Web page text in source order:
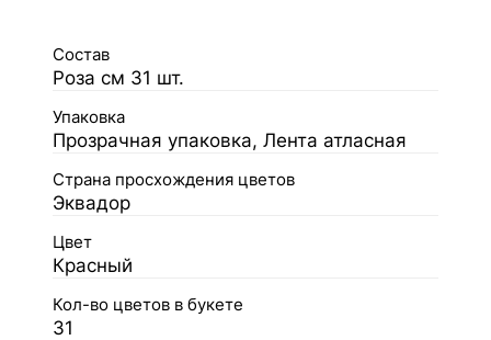
Состав
Роза см 31 шт.
Упаковка
Прозрачная упаковка, Лента атласная
Страна просхождения цветов
Эквадор
Цвет
Красный
Кол-во цветов в букете
31